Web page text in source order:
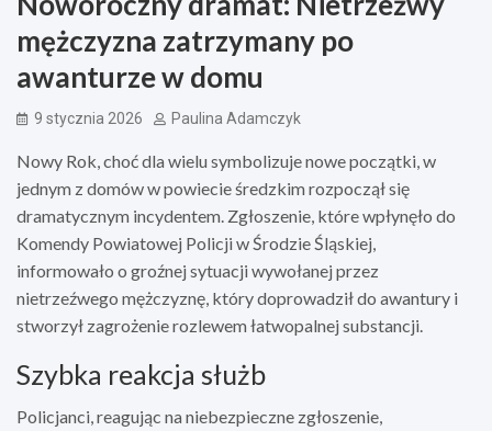
mężczyzna zatrzymany po
awanturze w domu
9 stycznia 2026 Paulina Adamczyk
Nowy Rok, choć dla wielu symbolizuje nowe początki, w
jednym z domów w powiecie średzkim rozpoczął się
dramatycznym incydentem. Zgłoszenie, które wpłynęło do
Komendy Powiatowej Policji w Środzie Śląskiej,
informowało o groźnej sytuacji wywołanej przez
nietrzeźwego mężczyznę, który doprowadził do awantury i
stworzył zagrożenie rozlewem łatwopalnej substancji.
Szybka reakcja służb
Policjanci, reagując na niebezpieczne zgłoszenie,